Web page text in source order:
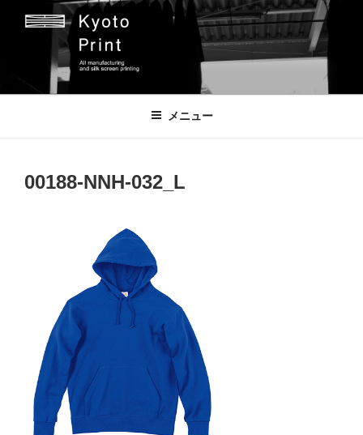
京都プリント
京都市のオリジナルプリント会社
メニュー
00188-NNH-032_L